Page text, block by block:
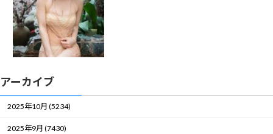
アーカイブ
2025年10月 (5234)
2025年9月 (7430)